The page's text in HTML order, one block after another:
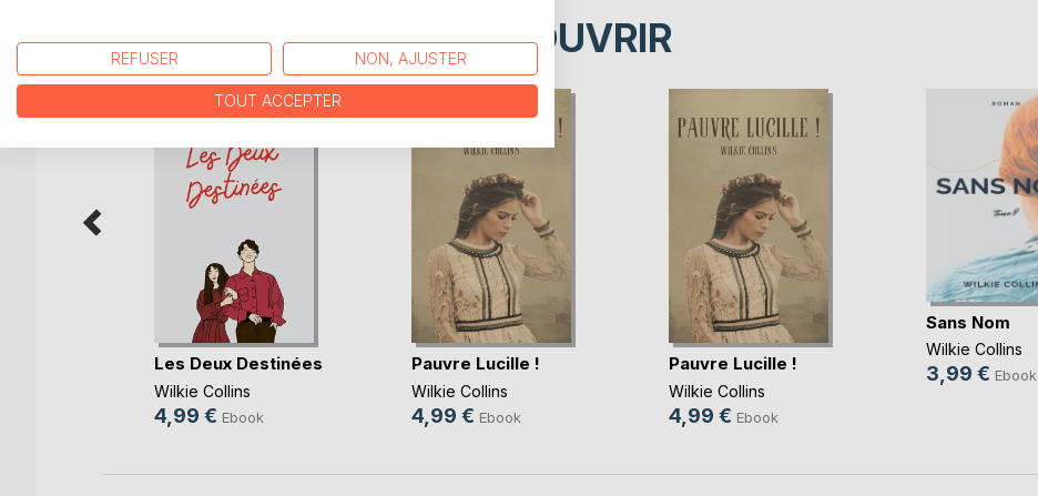
D’AUTRES TITRES À DÉCOUVRIR
Les Deux Destinées
Wilkie Collins
4,99 € Ebook
Pauvre Lucille !
Wilkie Collins
4,99 € Ebook
Pauvre Lucille !
Wilkie Collins
4,99 € Ebook
Sans Nom
Wilkie Collins
3,99 € Ebook
REFUSER NON, AJUSTER
TOUT ACCEPTER